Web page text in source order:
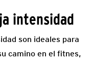
intensidad
son ideales para
camino en el fitnes,